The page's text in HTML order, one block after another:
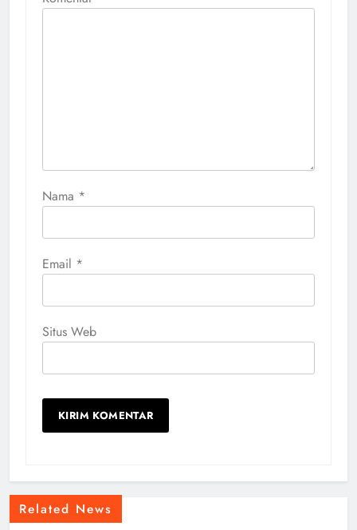
Nama *
Email *
Situs Web
Related News